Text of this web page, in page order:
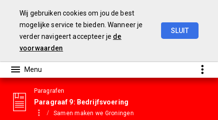
Wij gebruiken cookies om jou de best
mogelijke service te bieden. Wanneer je
verder navigeert accepteer je de
voorwaarden
SLUIT
Paragrafen
Paragraaf 9: Bedrijfsvoering
Samen maken we Groningen